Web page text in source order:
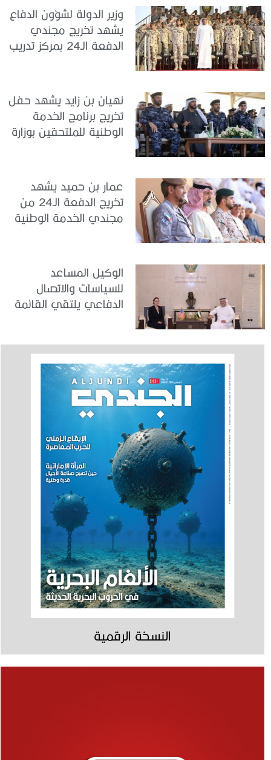
وزير الدولة لشؤون الدفاع
يشهد تخريج مجندي
الدفعة الـ24 بمركز تدريب
نهيان بن زايد يشهد حفل
تخريج برنامج الخدمة
الوطنية للملتحقين بوزارة
عمار بن حميد يشهد
تخريج الدفعة الـ24 من
مجندي الخدمة الوطنية
الوكيل المساعد
للسياسات والاتصال
الدفاعي يلتقي القائمة
النسخة الرقمية